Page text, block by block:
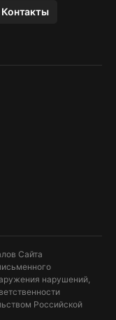
Контакты
Сайта
нарушений,
Российской